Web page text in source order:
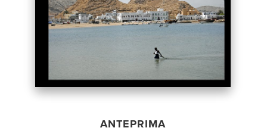
ANTEPRIMA